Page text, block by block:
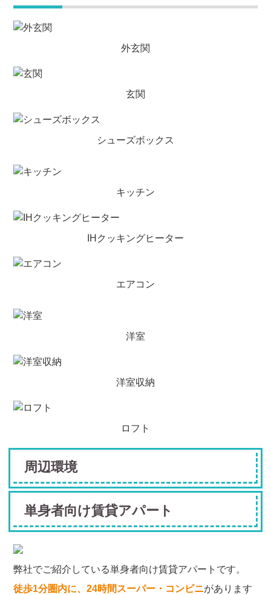
外玄関
玄関
シューズボックス
キッチン
IHクッキングヒーター
エアコン
洋室
洋室収納
ロフト
周辺環境
単身者向け賃貸アパート
弊社でご紹介している単身者向け賃貸アパートです。
徒歩1分圏内に、24時間スーパー・コンビニがあります